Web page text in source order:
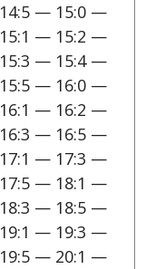
14:5 — 15:0 —
15:1 — 15:2 —
15:3 — 15:4 —
15:5 — 16:0 —
16:1 — 16:2 —
16:3 — 16:5 —
17:1 — 17:3 —
17:5 — 18:1 —
18:3 — 18:5 —
19:1 — 19:3 —
19:5 — 20:1 —